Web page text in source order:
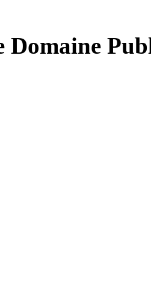
Domaine